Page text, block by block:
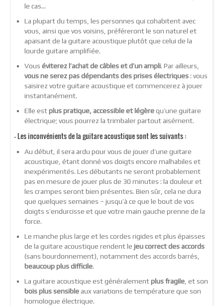
le cas…
La plupart du temps, les personnes qui cohabitent avec
vous, ainsi que vos voisins, préféreront le son naturel et
apaisant de la guitare acoustique plutôt que celui de la
lourde guitare amplifiée.
Vous éviterez l’achat de câbles et d’un ampli. Par ailleurs,
vous ne serez pas dépendants des prises électriques: vous
saisirez votre guitare acoustique et commencerez à jouer
instantanément.
Elle estplus pratique, accessible et légèrequ’une guitare
électrique; vous pourrez la trimbaler partout aisément.
– Lesinconvénientsde la guitare acoustique sont les suivants :
Au début, il sera ardu pour vous de jouer d’une guitare
acoustique, étant donné vos doigts encore malhabiles et
inexpérimentés. Les débutants ne seront probablement
pas en mesure de jouer plus de 30 minutes : la douleur et
les crampes seront bien présentes. Bien sûr, cela ne dura
que quelques semaines – jusqu’à ce que le bout de vos
doigts s’endurcisse et que votre main gauche prenne de la
force.
Le manche plus large et les cordes rigides et plus épaisses
de la guitare acoustique rendent le jeu correct des accords
(sans bourdonnement), notamment des accords barrés,
beaucoup plus difficile.
La guitare acoustique est généralementplus fragile, et son
bois plus sensibleaux variations de température que son
homologue électrique.